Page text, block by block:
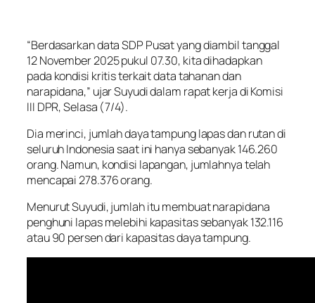
“Berdasarkan data SDP Pusat yang diambil tanggal
12 November 2025 pukul 07.30, kita dihadapkan
pada kondisi kritis terkait data tahanan dan
narapidana,” ujar Suyudi dalam rapat kerja di Komisi
III DPR, Selasa (7/4).
Dia merinci, jumlah daya tampung lapas dan rutan di
seluruh Indonesia saat ini hanya sebanyak 146.260
orang. Namun, kondisi lapangan, jumlahnya telah
mencapai 278.376 orang.
Menurut Suyudi, jumlah itu membuat narapidana
penghuni lapas melebihi kapasitas sebanyak 132.116
atau 90 persen dari kapasitas daya tampung.